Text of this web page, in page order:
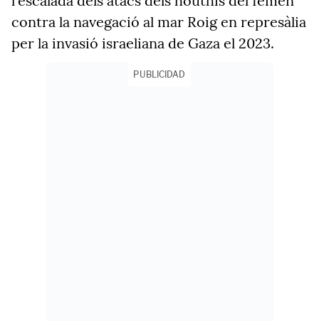
contra la navegació al mar Roig en represàlia
per la invasió israeliana de Gaza el 2023.
PUBLICIDAD